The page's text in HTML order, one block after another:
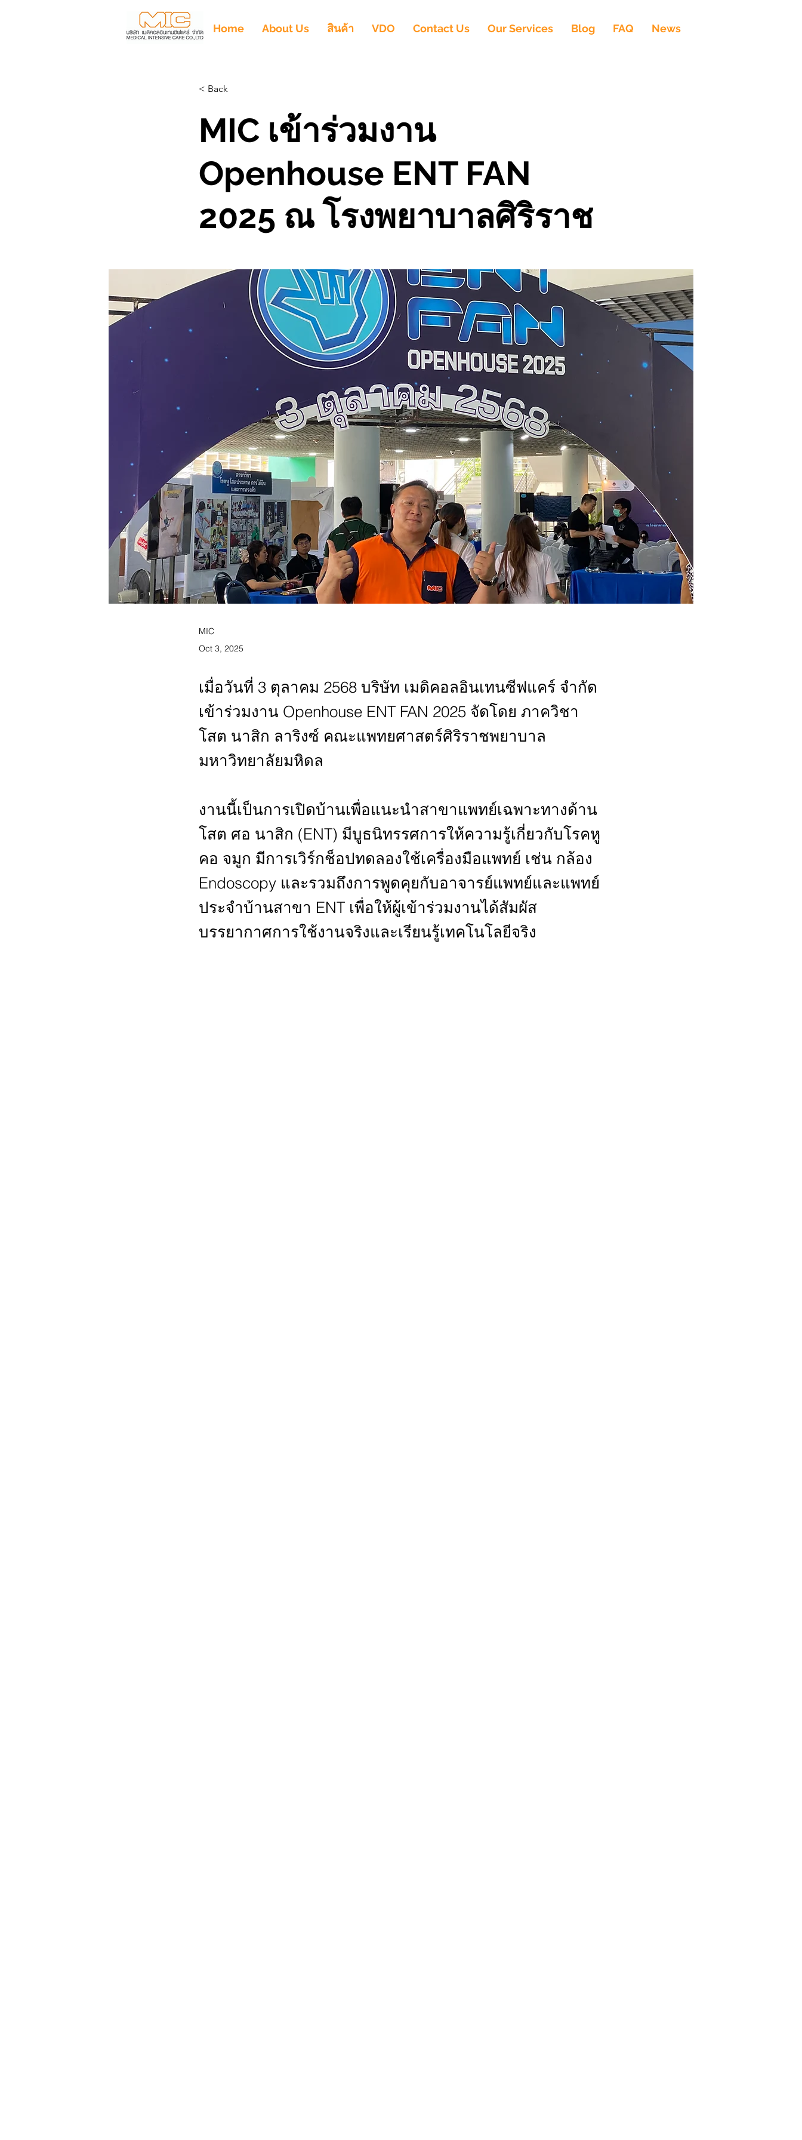
Home About Us สินค้า VDO Contact Us Our Services Blog FAQ News
< Back
MIC เข้าร่วมงาน
Openhouse ENT FAN
2025 ณ โรงพยาบาลศิริราช
MIC
Oct 3, 2025
เมื่อวันที่ 3 ตุลาคม 2568 บริษัท เมดิคอลอินเทนซีฟแคร์ จำกัด
เข้าร่วมงาน Openhouse ENT FAN 2025 จัดโดย ภาควิชา
โสต นาสิก ลาริงซ์ คณะแพทยศาสตร์ศิริราชพยาบาล
มหาวิทยาลัยมหิดล
งานนี้เป็นการเปิดบ้านเพื่อแนะนำสาขาแพทย์เฉพาะทางด้าน
โสต ศอ นาสิก (ENT) มีบูธนิทรรศการให้ความรู้เกี่ยวกับโรคหู
คอ จมูก มีการเวิร์กช็อปทดลองใช้เครื่องมือแพทย์ เช่น กล้อง
Endoscopy และรวมถึงการพูดคุยกับอาจารย์แพทย์และแพทย์
ประจำบ้านสาขา ENT เพื่อให้ผู้เข้าร่วมงานได้สัมผัส
บรรยากาศการใช้งานจริงและเรียนรู้เทคโนโลยีจริง